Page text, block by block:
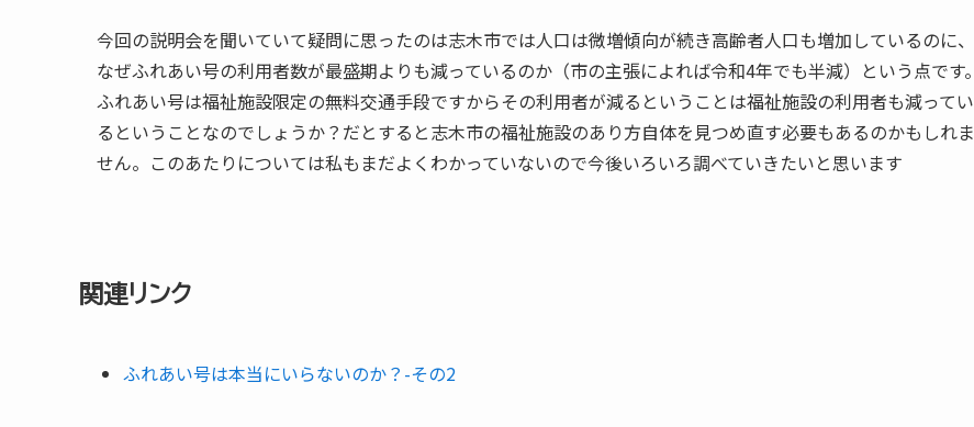
今回の説明会を聞いていて疑問に思ったのは志木市では人口は微増傾向が続き高齢者人口も増加しているのに、
なぜふれあい号の利用者数が最盛期よりも減っているのか（市の主張によれば令和4年でも半減）という点です。
ふれあい号は福祉施設限定の無料交通手段ですからその利用者が減るということは福祉施設の利用者も減ってい
るということなのでしょうか？だとすると志木市の福祉施設のあり方自体を見つめ直す必要もあるのかもしれま
せん。このあたりについては私もまだよくわかっていないので今後いろいろ調べていきたいと思います
関連リンク
ふれあい号は本当にいらないのか？-その2